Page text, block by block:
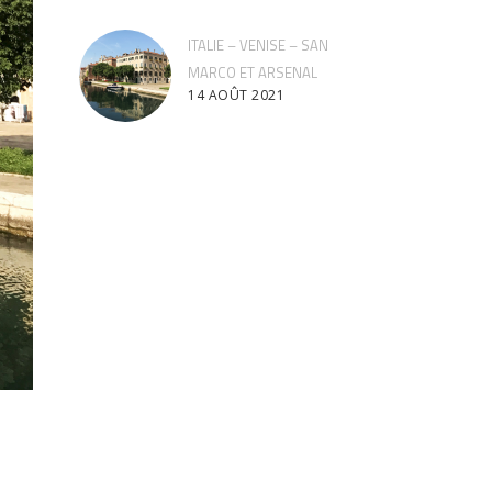
ITALIE – VENISE – SAN
MARCO ET ARSENAL
14 AOÛT 2021